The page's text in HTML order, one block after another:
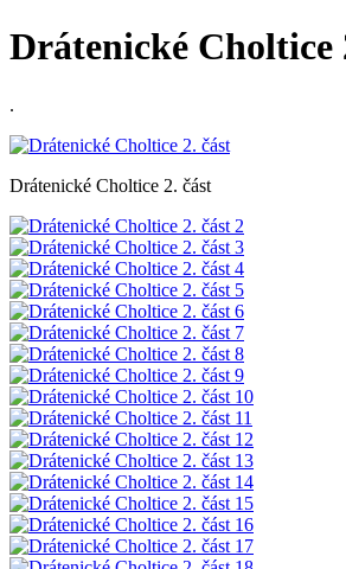
Drátenické Choltice
.
Drátenické Choltice 2. část